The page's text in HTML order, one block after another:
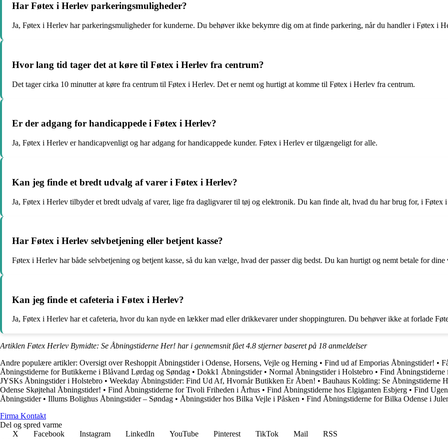
Har Føtex i Herlev parkeringsmuligheder?
Ja, Føtex i Herlev har parkeringsmuligheder for kunderne. Du behøver ikke bekymre dig om at finde parkering, når du handler i Føtex i
Hvor lang tid tager det at køre til Føtex i Herlev fra centrum?
Det tager cirka 10 minutter at køre fra centrum til Føtex i Herlev. Det er nemt og hurtigt at komme til Føtex i Herlev fra centrum.
Er der adgang for handicappede i Føtex i Herlev?
Ja, Føtex i Herlev er handicapvenligt og har adgang for handicappede kunder. Føtex i Herlev er tilgængeligt for alle.
Kan jeg finde et bredt udvalg af varer i Føtex i Herlev?
Ja, Føtex i Herlev tilbyder et bredt udvalg af varer, lige fra dagligvarer til tøj og elektronik. Du kan finde alt, hvad du har brug for, i Føtex
Har Føtex i Herlev selvbetjening eller betjent kasse?
Føtex i Herlev har både selvbetjening og betjent kasse, så du kan vælge, hvad der passer dig bedst. Du kan hurtigt og nemt betale for
Kan jeg finde et cafeteria i Føtex i Herlev?
Ja, Føtex i Herlev har et cafeteria, hvor du kan nyde en lækker mad eller drikkevarer under shoppingturen. Du behøver ikke at forlade
Artiklen Føtex Herlev Bymidte: Se Åbningstiderne Her! har i gennemsnit fået4.8 stjerner baseret på 18 anmeldelser
Andre populære artikler: Oversigt over Reshoppit Åbningstider i Odense, Horsens, Vejle og Herning • Find ud af Emporias Åbningstider! •
Åbningstiderne for Butikkerne i Blåvand Lørdag og Søndag • Dokk1 Åbningstider• Normal Åbningstider i Holstebro • Find Åbningstiderne
JYSKs Åbningstider i Holstebro • Weekday Åbningstider: Find Ud Af, Hvornår Butikken Er Åben! • Bauhaus Kolding: Se Åbningstiderne
Odense Skøjtehal Åbningstider! • Find Åbningstiderne for Tivoli Friheden i Århus • Find Åbningstiderne hos Elgiganten Esbjerg • Find
Åbningstider• Illums Bolighus Åbningstider – Søndag • Åbningstider hos Bilka Vejle i Påsken • Find Åbningstiderne for Bilka Odense i
Firma Kontakt
Del og spred varme
X
Facebook Instagram LinkedIn YouTube Pinterest TikTok Mail
RSS